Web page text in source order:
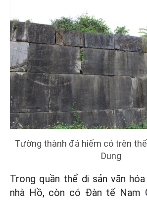
Tường thành đá hiếm có trên
Dung
Trong quần thể di sản văn
nhà Hồ, còn có Đàn tế Nam